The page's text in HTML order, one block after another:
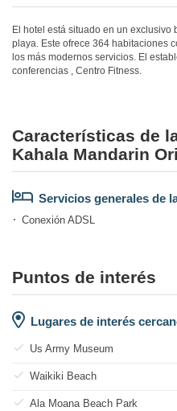
El hotel está situado en un
playa. Este ofrece 364 habitaciones
los más modernos servicios. El
conferencias , Centro Fitness.
Características de
Kahala Mandarin
Servicios generales de
Conexión ADSL
Puntos de interés
Lugares de interés
Us Army Museum
Waikiki Beach
Ala Moana Beach Park